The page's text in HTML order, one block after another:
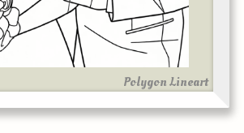
Polygon Lineart